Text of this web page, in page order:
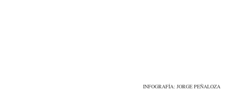
INFOGRAFÍA: JORGE PEÑALOZA